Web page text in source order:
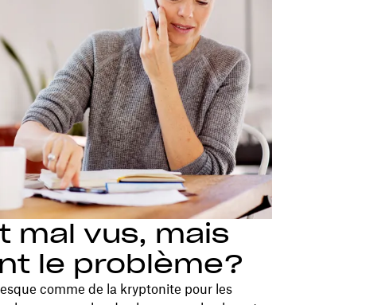
mal vus, mais
le problème?
comme de la kryptonite pour les